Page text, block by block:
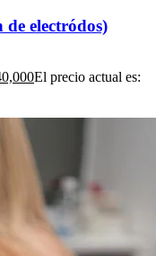
de electródos)
El precio actual es: